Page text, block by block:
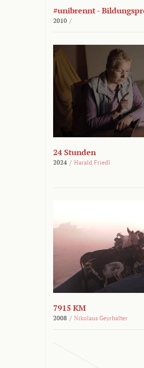
#unibrennt -
2010 /
24 Stunden
2024 / Harald Friedl
7915 KM
2008 / Nikolaus Geyrhalter